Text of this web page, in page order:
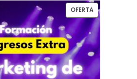
OFERTA PRODUCTO
EN
OFERTA
precio
original
era:
127,00€.
El
precio
actual
es:
56,87€.